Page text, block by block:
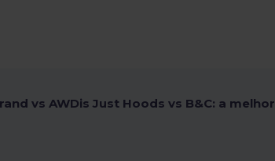
vs AWDis Just Hoods vs B&C: a melhor